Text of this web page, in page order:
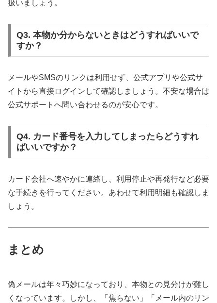
扱いましょう。
Q3. 本物か分からないときはどうすればいいで
すか？
メールやSMSのリンクは利用せず、公式アプリや公式サ
イトから直接ログインして確認しましょう。不安な場合は
公式サポートへ問い合わせるのが安心です。
Q4. カード番号を入力してしまったらどうすれ
ばいいですか？
カード会社へ速やかに連絡し、利用停止や再発行など必要
な手続きを行ってください。あわせて利用明細も確認しま
しょう。
まとめ
偽メールは年々巧妙になっており、本物との見分けが難し
くなっています。しかし、「焦らない」「メール内のリン